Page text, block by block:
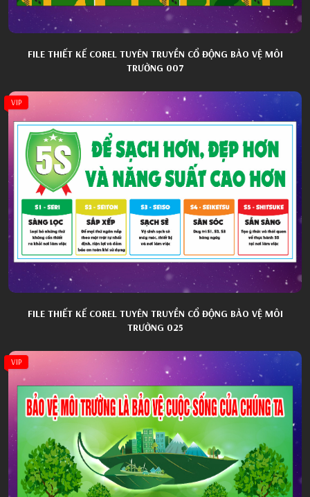
FILE THIẾT KẾ COREL TUYÊN TRUYỀN CỔ ĐỘNG BẢO VỆ MÔI
TRƯỜNG 007
VIP
FILE THIẾT KẾ COREL TUYÊN TRUYỀN CỔ ĐỘNG BẢO VỆ MÔI
TRƯỜNG 025
VIP